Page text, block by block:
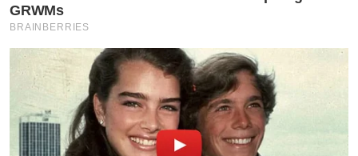
GRWMs
BRAINBERRIES